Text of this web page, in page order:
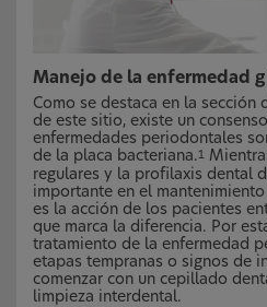
Manejo de la enfermedad
Como se destaca en la sección
de este sitio, existe un
enfermedades periodontales
de la placa bacteriana.1
regulares y la profilaxis dental
importante en el
es la acción de los pacientes
que marca la diferencia. Por
tratamiento de la enfermedad
etapas tempranas o signos de
comenzar con un cepillado
limpieza interdental.